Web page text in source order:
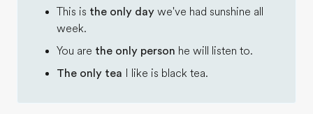
This is the only day we've had sunshine all
week.
You are the only person he will listen to.
The only tea I like is black tea.